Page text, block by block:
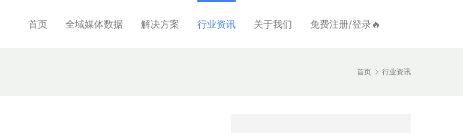
首页 全域媒体数据 解决方案 行业资讯 关于我们 免费注册/登录🔥
首页 行业资讯